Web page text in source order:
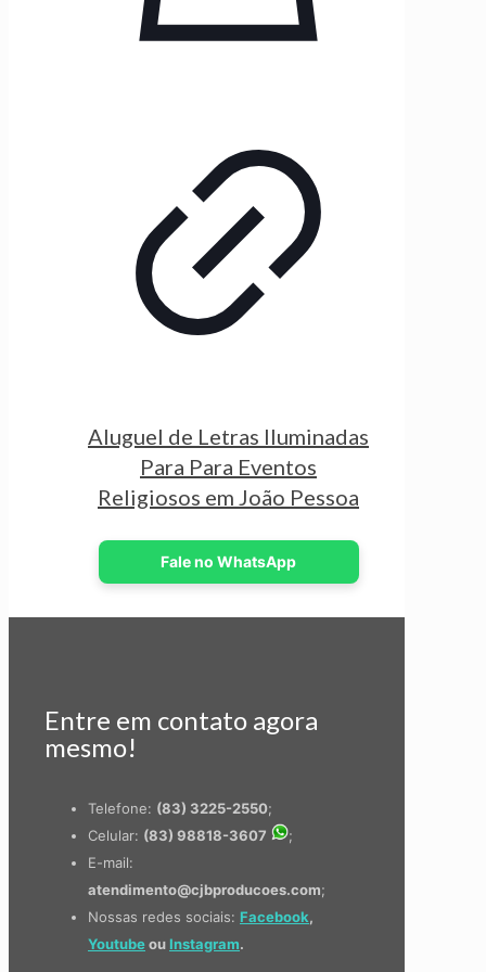
Aluguel de Letras Iluminadas
Para Para Eventos
Religiosos em João Pessoa
Fale no WhatsApp
Entre em contato agora
mesmo!
Telefone: (83) 3225-2550;
Celular: (83) 98818-3607
;
E-mail:
atendimento@cjbproducoes.com;
Nossas redes sociais: Facebook,
Youtubeou Instagram.